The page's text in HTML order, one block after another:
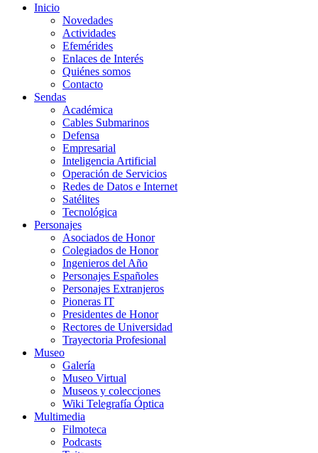
Inicio
Novedades
Actividades
Efemérides
Enlaces de Interés
Quiénes somos
Contacto
Sendas
Académica
Cables Submarinos
Defensa
Empresarial
Inteligencia Artificial
Operación de Servicios
Redes de Datos e Internet
Satélites
Tecnológica
Personajes
Asociados de Honor
Colegiados de Honor
Ingenieros del Año
Personajes Españoles
Personajes Extranjeros
Pioneras IT
Presidentes de Honor
Rectores de Universidad
Trayectoria Profesional
Museo
Galería
Museo Virtual
Museos y colecciones
Wiki Telegrafía Óptica
Multimedia
Filmoteca
Podcasts